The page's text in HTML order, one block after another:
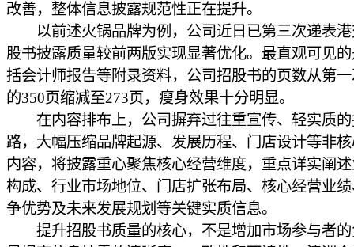
改善，整体信息披露规范性正在提升。
以前述火锅品牌为例，公司近日已第三次递表港
股书披露质量较前两版实现显著优化。最直观可见
括会计师报告等附录资料，公司招股书的页数从第
的350页缩减至273页，瘦身效果十分明显。
在内容排布上，公司摒弃过往重宣传、轻实质的
路，大幅压缩品牌起源、发展历程、门店设计等非
内容，将披露重心聚焦核心经营维度，重点详实阐
构成、行业市场地位、门店扩张布局、核心经营业
争优势及未来发展规划等关键实质信息。
提升招股书质量的核心，不是增加市场参与者的